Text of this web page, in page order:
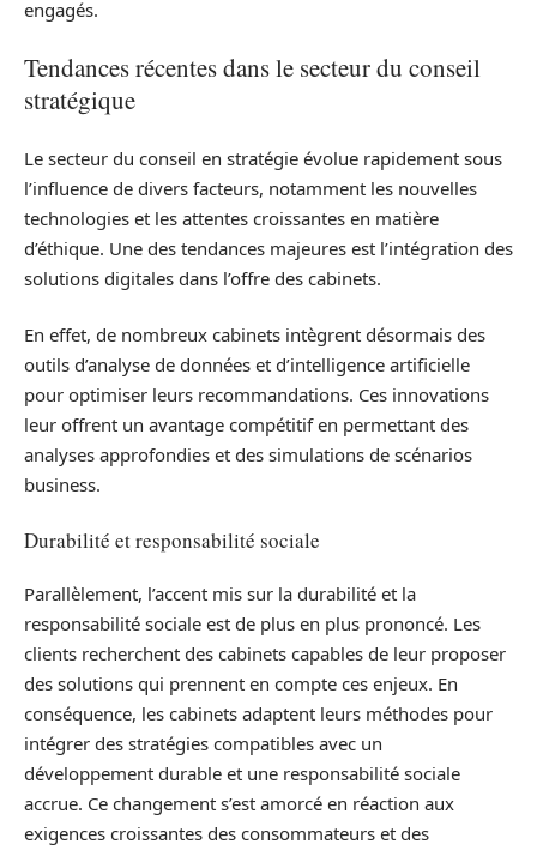
engagés.
Tendances récentes dans le secteur du conseil
stratégique
Le secteur du conseil en stratégie évolue rapidement sous
l’influence de divers facteurs, notamment les nouvelles
technologies et les attentes croissantes en matière
d’éthique. Une des tendances majeures est l’intégration des
solutions digitales dans l’offre des cabinets.
En effet, de nombreux cabinets intègrent désormais des
outils d’analyse de données et d’intelligence artificielle
pour optimiser leurs recommandations. Ces innovations
leur offrent un avantage compétitif en permettant des
analyses approfondies et des simulations de scénarios
business.
Durabilité et responsabilité sociale
Parallèlement, l’accent mis sur la durabilité et la
responsabilité sociale est de plus en plus prononcé. Les
clients recherchent des cabinets capables de leur proposer
des solutions qui prennent en compte ces enjeux. En
conséquence, les cabinets adaptent leurs méthodes pour
intégrer des stratégies compatibles avec un
développement durable et une responsabilité sociale
accrue. Ce changement s’est amorcé en réaction aux
exigences croissantes des consommateurs et des